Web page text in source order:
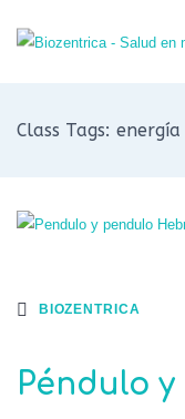
Class Tags:
BIOZENTRICA
Péndulo